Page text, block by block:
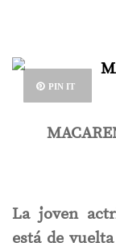
PIN IT
La joven
está de